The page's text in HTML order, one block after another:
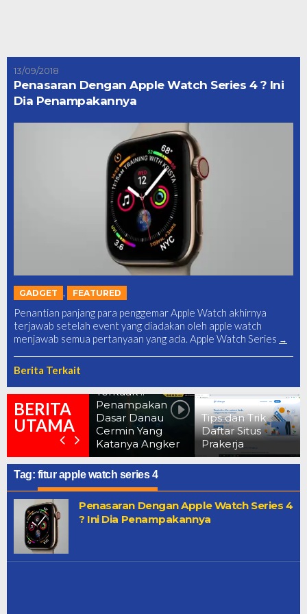
13/09/2018
Penasaran Dengan Apple Watch Series 4 ? Ini
Dia Penampakannya
GADGET , FEATURED
Penantian panjang para penggemar Apple Watch akhirnya
terjawab setelah event yang diadakan oleh apple watch
menjawab semua pertanyaan yang ada. Apple Watch Series
Berita Terkait
BERITA
UTAMA
Terkuak !!
Penampakan
Dasar Danau
Cermin Yang
Katanya Angker
Tips dan Trik
Daftar Situs
Prakerja
Tag: fitur apple watch series 4
Penasaran Dengan Apple Watch Series 4
? Ini Dia Penampakannya